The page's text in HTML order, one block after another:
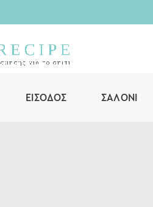
ΕΊΣΟΔΟΣ ΣΑΛΌΝΙ